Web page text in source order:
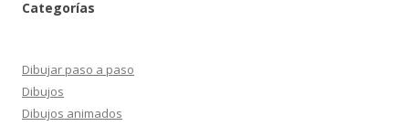
Categorías
Dibujar paso a paso
Dibujos
Dibujos animados